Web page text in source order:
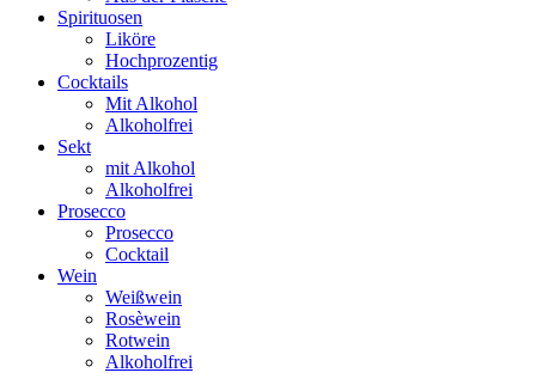
Spirituosen
Liköre
Hochprozentig
Cocktails
Mit Alkohol
Alkoholfrei
Sekt
mit Alkohol
Alkoholfrei
Prosecco
Prosecco
Cocktail
Wein
Weißwein
Rosèwein
Rotwein
Alkoholfrei